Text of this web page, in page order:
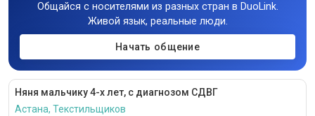
Общайся с носителями из разных стран в DuoLink.
Живой язык, реальные люди.
Начать общение
Няня мальчику 4-х лет, с диагнозом СДВГ
Астана, Текстильщиков